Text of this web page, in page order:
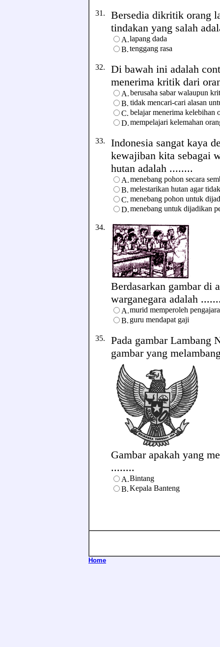
31. Bersedia dikritik orang
tindakan yang salah
A.lapang dada
B.tenggang rasa
32. Di bawah ini adalah
menerima kritik dari
A.berusaha sabar walaupun
B. tidak mencari-cari alasan
C. belajar menerima kelebihan
D.mempelajari kelemahan
33. Indonesia sangat kaya
kewajiban kita sebagai
hutan adalah ........
A.menebang pohon secara
B. melestarikan hutan agar
C. menebang pohon untuk
D.menebang untuk dijadikan
34.
Berdasarkan gambar di
warganegara adalah
A.murid memperoleh
B. guru mendapat gaji
35. Pada gambar Lambang
gambar yang
Gambar apakah yang
........
A.Bintang
B.Kepala Banteng
Home